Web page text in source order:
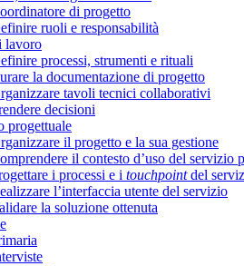
di progetto
ruoli e responsabilità
lavoro
processi, strumenti e rituali
la documentazione di progetto
tavoli tecnici collaborativi
decisioni
progettuale
il progetto e la sua gestione
il contesto d’uso del servizio
i processi e i touchpointdel
l’interfaccia utente del servizio
la soluzione ottenuta